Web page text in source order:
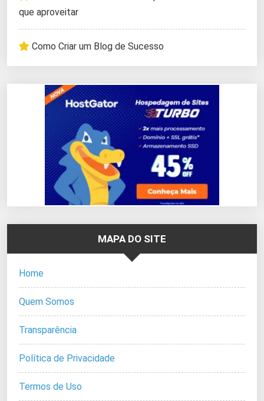
que aproveitar
Como Criar um Blog de Sucesso
MAPA DO SITE
Home
Quem Somos
Transparência
Política de Privacidade
Termos de Uso